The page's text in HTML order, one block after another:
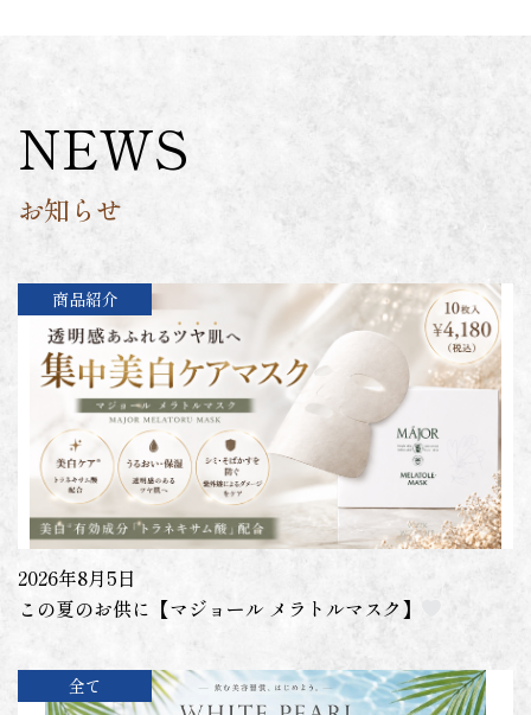
NEWS
お知らせ
商品紹介
2026年8月5日
この夏のお供に【マジョール メラトルマスク】
全て